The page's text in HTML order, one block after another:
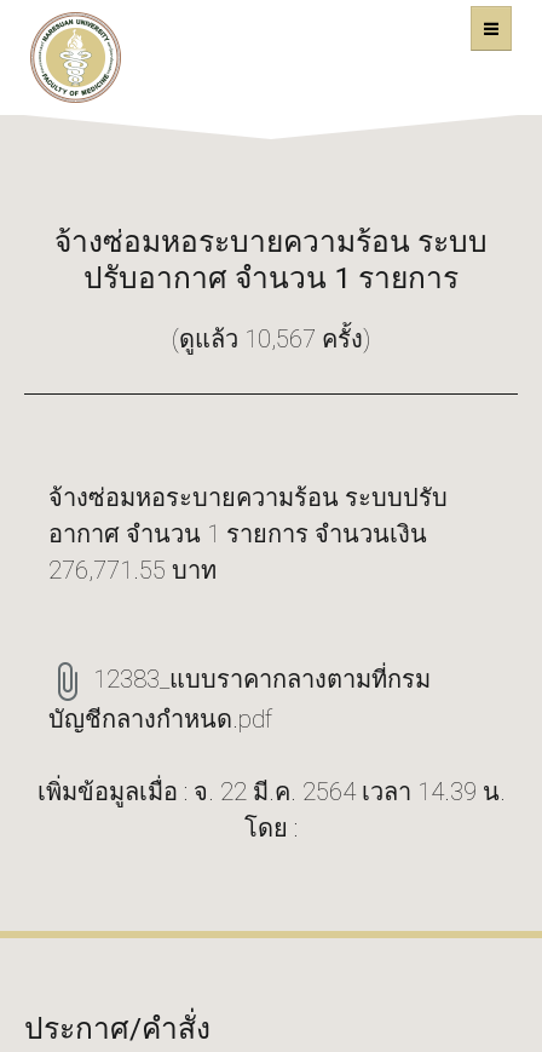
คณะแพทยศาสตร์
จ้างซ่อมหอระบายความร้อน ระบบ
ปรับอากาศ จำนวน 1 รายการ
(ดูแล้ว 10,567 ครั้ง)
จ้างซ่อมหอระบายความร้อน ระบบปรับ
อากาศ จำนวน 1 รายการ จำนวนเงิน
276,771.55 บาท
12383_แบบราคากลางตามที่กรม
บัญชีกลางกำหนด.pdf
เพิ่มข้อมูลเมื่อ : จ. 22 มี.ค. 2564 เวลา 14.39 น.
โดย :
ประกาศ/คำสั่ง